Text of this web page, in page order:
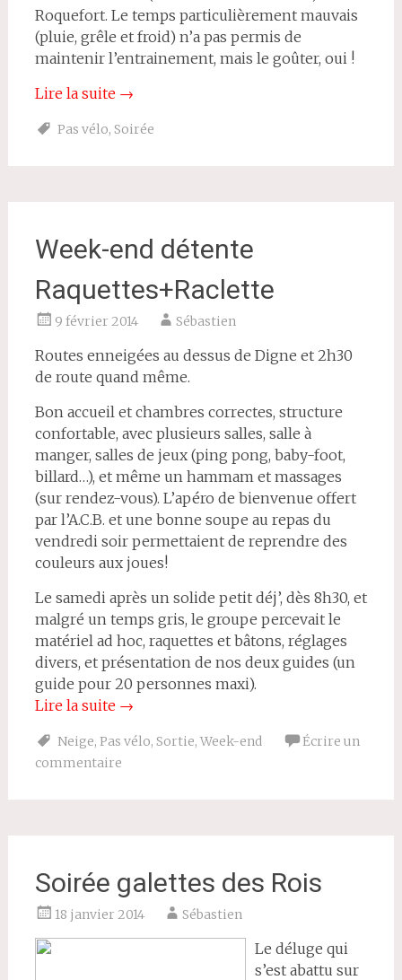
Roquefort. Le temps particulièrement mauvais
(pluie, grêle et froid) n’a pas permis de
maintenir l’entrainement, mais le goûter, oui !
Lire la suite →
Pas vélo, Soirée
Week-end détente
Raquettes+Raclette
9 février 2014 Sébastien
Routes enneigées au dessus de Digne et 2h30
de route quand même.
Bon accueil et chambres correctes, structure
confortable, avec plusieurs salles, salle à
manger, salles de jeux (ping pong, baby-foot,
billard…), et même un hammam et massages
(sur rendez-vous). L’apéro de bienvenue offert
par l’A.C.B. et une bonne soupe au repas du
vendredi soir permettaient de reprendre des
couleurs aux joues!
Le samedi après un solide petit déj’, dès 8h30, et
malgré un temps gris, le groupe percevait le
matériel ad hoc, raquettes et bâtons, réglages
divers, et présentation de nos deux guides (un
guide pour 20 personnes maxi).
Lire la suite →
Neige, Pas vélo, Sortie, Week-end
Écrire un
commentaire
Soirée galettes des Rois
18 janvier 2014 Sébastien
Le déluge qui
s’est abattu sur